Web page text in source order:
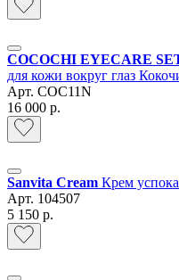
COCOCHI EYECARE
для кожи вокруг глаз
Арт. COC11N
16 000 р.
Sanvita Cream Крем
Арт. 104507
5 150 р.